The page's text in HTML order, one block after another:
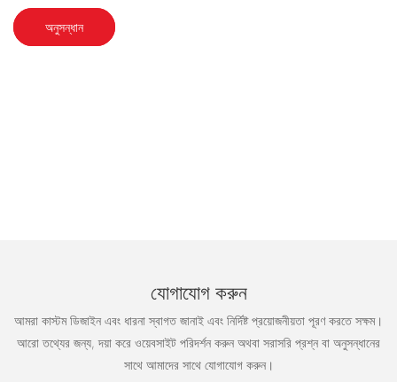
অনুসন্ধান
যোগাযোগ করুন
আমরা কাস্টম ডিজাইন এবং ধারনা স্বাগত জানাই এবং নির্দিষ্ট প্রয়োজনীয়তা পূরণ করতে সক্ষম।
আরো তথ্যের জন্য, দয়া করে ওয়েবসাইট পরিদর্শন করুন অথবা সরাসরি প্রশ্ন বা অনুসন্ধানের
সাথে আমাদের সাথে যোগাযোগ করুন।